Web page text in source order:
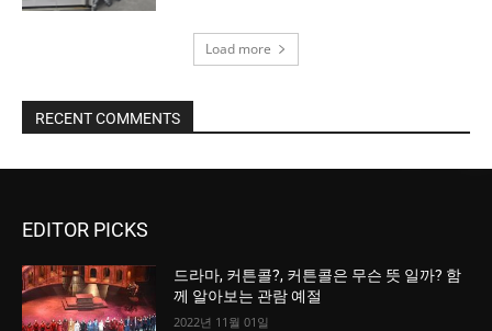
Load more
RECENT COMMENTS
EDITOR PICKS
드라마, 커튼콜?, 커튼콜은 무슨 뜻 일까? 함
께 알아보는 관람 예절
2022년 11월 01일